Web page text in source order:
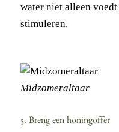
water niet alleen
stimuleren.
Midzomeraltaar
5. Breng een honingoffer